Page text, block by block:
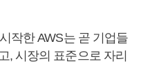
작한 AWS는 곧 기업들
, 시장의 표준으로 자리